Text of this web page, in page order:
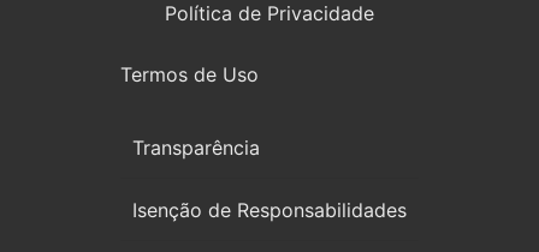
Política de Privacidade
Termos de Uso
Transparência
Isenção de Responsabilidades